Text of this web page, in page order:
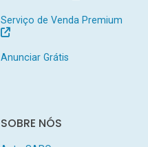
Serviço de Venda Premium
Anunciar Grátis
SOBRE NÓS